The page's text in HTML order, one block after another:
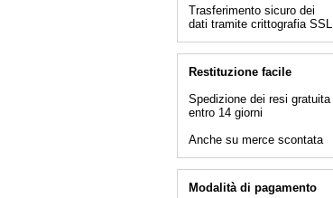
Trasferimento sicuro dei
dati tramite crittografia SSL
Restituzione facile
Spedizione dei resi gratuita
entro 14 giorni
Anche su merce scontata
Modalità di pagamento